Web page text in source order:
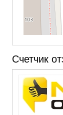
Счетчик